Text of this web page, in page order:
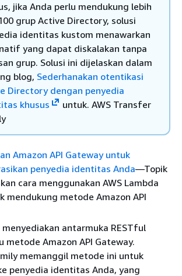
jika Anda perlu mendukung lebih
grup Active Directory, solusi
identitas kustom menawarkan
yang dapat diskalakan tanpa
grup. Solusi ini dijelaskan dalam
blog, Sederhanakan otentikasi
Directory dengan penyedia
khusus
untuk. AWS Transfer
Amazon API Gateway untuk
penyedia identitas Anda—Topik
cara menggunakan AWS Lambda
mendukung metode Amazon API
antarmuka RESTful
metode Amazon API Gateway.
memanggil metode ini untuk
penyedia identitas Anda, yang